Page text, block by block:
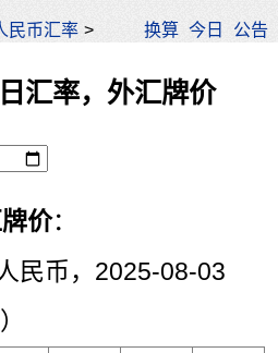
民币汇率 > 换算 今日 公告
汇率，外汇牌价
价：
币，2025-08-03
）